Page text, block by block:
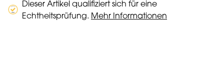
Dieser Artikel qualifiziert sich für eine
Echtheitsprüfung. Mehr Informationen